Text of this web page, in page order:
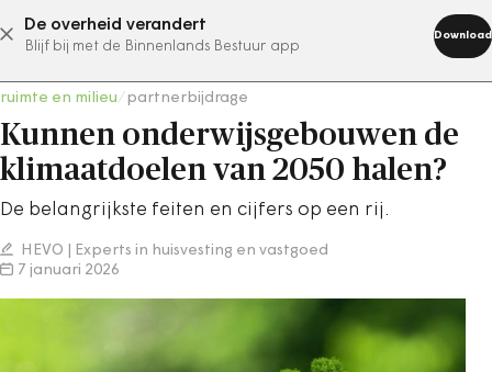
De overheid verandert
Blijf bij met de Binnenlands Bestuur app
Download
abonneer nu
ruimte en milieu partnerbijdrage
Kunnen onderwijsgebouwen de
klimaatdoelen van 2050 halen?
De belangrijkste feiten en cijfers op een rij.
HEVO | Experts in huisvesting en vastgoed
7 januari 2026